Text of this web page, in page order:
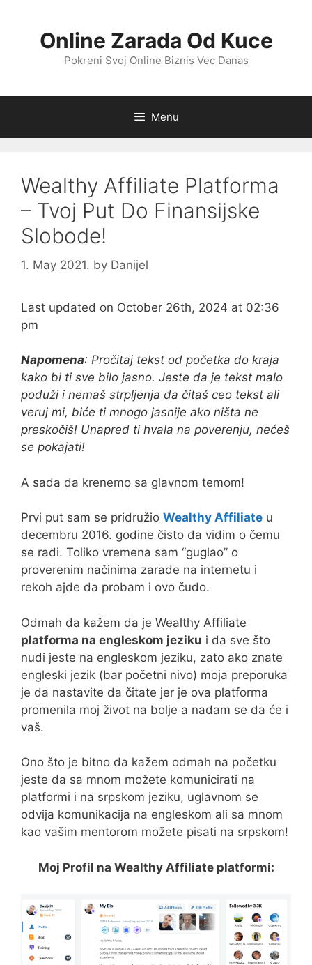
contentOnline Zarada Od Kuce
Pokreni Svoj Online Biznis Vec Danas
Menu
Wealthy Affiliate Platforma
– Tvoj Put Do Finansijske
Slobode!
1. May 2021. by Danijel
Last updated on October 26th, 2024 at 02:36
pm
Napomena: Pročitaj tekst od početka do kraja
kako bi ti sve bilo jasno. Jeste da je tekst malo
poduži i nemaš strpljenja da čitaš ceo tekst ali
veruj mi, biće ti mnogo jasnije ako ništa ne
preskočiš! Unapred ti hvala na poverenju, nećeš
se pokajati!
A sada da krenemo sa glavnom temom!
Prvi put sam se pridružio Wealthy Affiliate u
decembru 2016. godine čisto da vidim o čemu
se radi. Toliko vremena sam “guglao” o
proverenim načinima zarade na internetu i
rekoh ajde da probam i ovo čudo.
Odmah da kažem da je Wealthy Affiliate
platforma na engleskom jeziku i da sve što
nudi jeste na engleskom jeziku, zato ako znate
engleski jezik (bar početni nivo) moja preporuka
je da nastavite da čitate jer je ova platforma
promenila moj život na bolje a nadam se da će i
vaš.
Ono što je bitno da kažem odmah na početku
jeste da sa mnom možete komunicirati na
platformi i na srpskom jeziku, uglavnom se
odvija komunikacija na engleskom ali sa mnom
kao vašim mentorom možete pisati na srpskom!
Moj Profil na Wealthy Affiliate platformi: